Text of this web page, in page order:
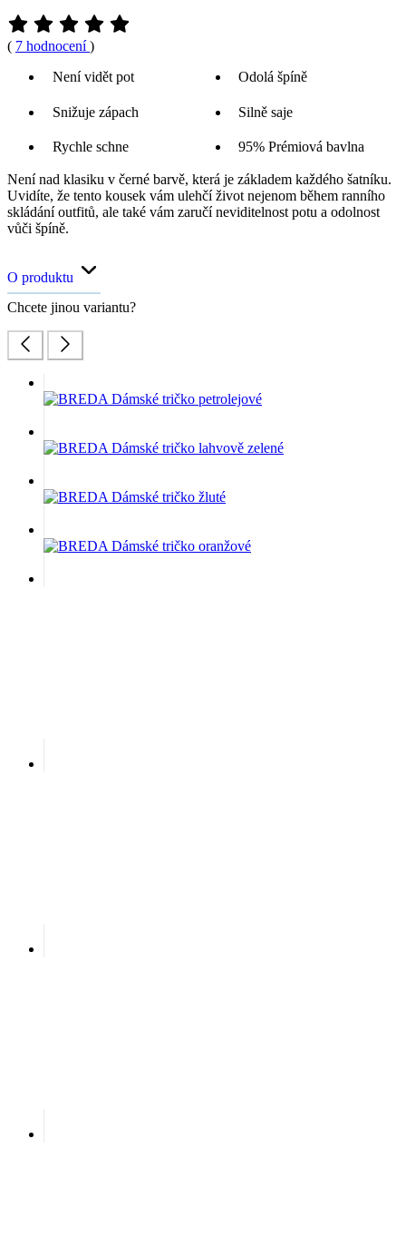
( 7 hodnocení)
Není vidět pot
Odolá špíně
Snižuje zápach Silně saje
Rychle schne 95% Prémiová bavlna
Není nad klasiku v černé barvě, která je základem každého šatníku.
Uvidíte, že tento kousek vám ulehčí život nejenom během ranního
skládání outfitů, ale také vám zaručí neviditelnost potu a odolnost
vůči špíně.
O produktu
Chcete jinou variantu?